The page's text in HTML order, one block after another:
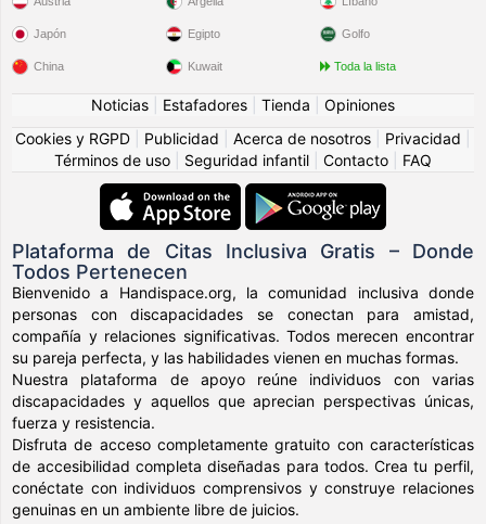
Japón
China
Egipto
Kuwait
Golfo
Toda la lista
Noticias Estafadores Tienda
Opiniones
Cookies y RGPD
Publicidad Acerca de nosotros Privacidad
Términos de uso
Seguridad infantil Contacto FAQ
Plataforma de Citas Inclusiva Gratis – Donde
Todos Pertenecen
Bienvenido a Handispace.org, la comunidad inclusiva donde
personas con discapacidades se conectan para amistad,
compañía y relaciones significativas. Todos merecen encontrar
su pareja perfecta, y las habilidades vienen en muchas formas.
Nuestra plataforma de apoyo reúne individuos con varias
discapacidades y aquellos que aprecian perspectivas únicas,
fuerza y resistencia.
Disfruta de acceso completamente gratuito con características
de accesibilidad completa diseñadas para todos. Crea tu perfil,
conéctate con individuos comprensivos y construye relaciones
genuinas en un ambiente libre de juicios.